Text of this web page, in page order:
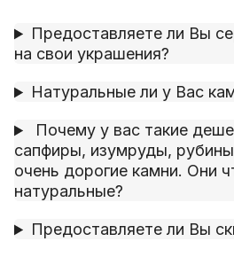
Предоставляете ли Вы
на свои украшения?
Натуральные ли у Вас
Почему у вас такие
сапфиры, изумруды,
очень дорогие камни. Они
натуральные?
Предоставляете ли Вы